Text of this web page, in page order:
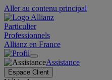
Aller au contenu principal
Particulier
Professionnels
Allianz en France
Assistance
Espace Client